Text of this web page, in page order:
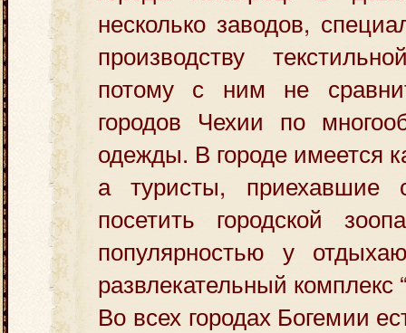
несколько заводов,
производству
потому с ним не
городов Чехии по
одежды. В городе имеется
а туристы, приехавшие
посетить городской
популярностью у
развлекательный комплекс
Во всех городах Богемии